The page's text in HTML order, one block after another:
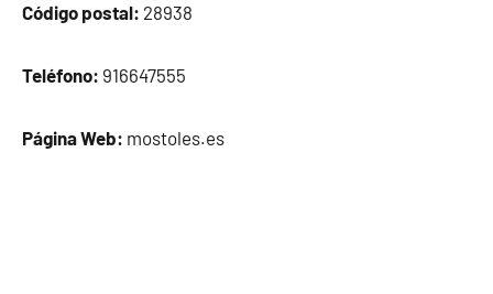
Código postal: 28938
Teléfono: 916647555
Página Web: mostoles.es